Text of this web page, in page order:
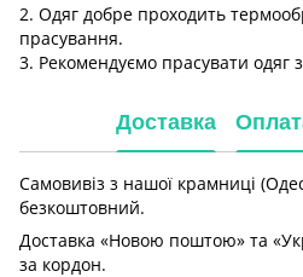
2. Одяг добре проходить
прасування.
3. Рекомендуємо прасувати одяг
Доставка
Самовивіз з нашої крамниці
безкоштовний.
Доставка «Новою поштою» та
за кордон.